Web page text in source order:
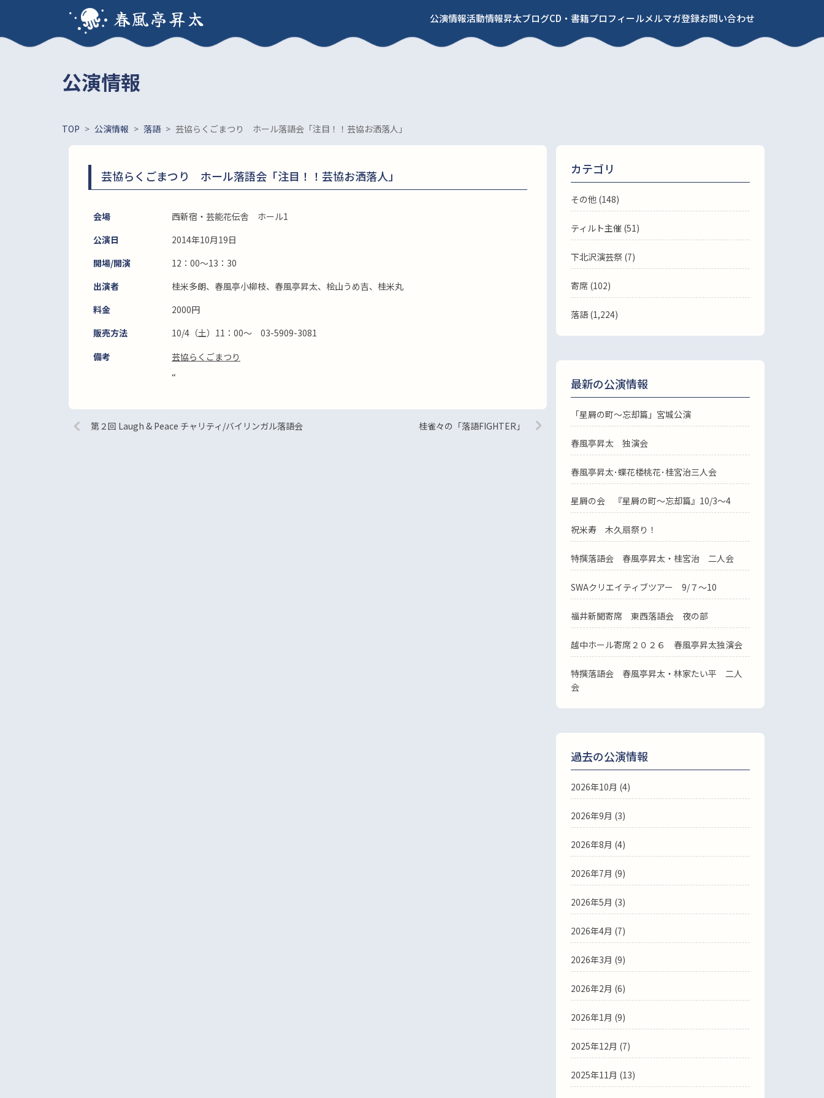
春風亭昇太 公演情報活動情報昇太ブログCD・書籍プロフィールメルマガ登録お問い合わせ
公演情報
TOP > 公演情報 > 落語 > 芸協らくごまつり ホール落語会「注目！！芸協お洒落人」
芸協らくごまつり ホール落語会「注目！！芸協お洒落人」
会場
西新宿・芸能花伝舎 ホール1
公演日
2014年10月19日
開場/開演
12：00～13：30
出演者
桂米多朗、春風亭小柳枝、春風亭昇太、桧山うめ吉、桂米丸
料金
2000円
販売方法
10/4（土）11：00～ 03-5909-3081
備考
芸協らくごまつり
“
第２回 Laugh & Peace チャリティ/バイリンガル落語会 桂雀々の「落語FIGHTER」
カテゴリ
その他 (148)
ティルト主催 (51)
下北沢演芸祭 (7)
寄席 (102)
落語(1,224)
最新の公演情報
「星屑の町～忘却篇」宮城公演
春風亭昇太 独演会
春風亭昇太･蝶花楼桃花･桂宮治三人会
星屑の会 『星屑の町～忘却篇』10/3～4
祝米寿 木久扇祭り！
特撰落語会 春風亭昇太・桂宮治 二人会
SWAクリエイティブツアー 9/７～10
福井新聞寄席 東西落語会 夜の部
越中ホール寄席２０２６ 春風亭昇太独演会
特撰落語会 春風亭昇太・林家たい平 二人
会
過去の公演情報
2026年10月 (4)
2026年9月 (3)
2026年8月 (4)
2026年7月 (9)
2026年5月 (3)
2026年4月 (7)
2026年3月 (9)
2026年2月 (6)
2026年1月 (9)
2025年12月 (7)
2025年11月 (13)